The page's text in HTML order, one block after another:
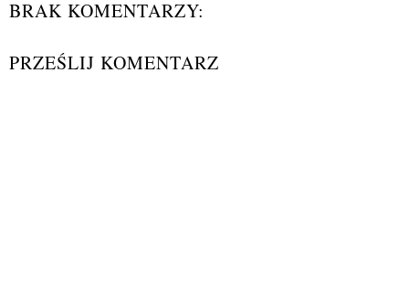
BRAK KOMENTARZY:
PRZEŚLIJ KOMENTARZ